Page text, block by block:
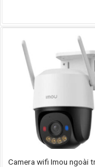
Camera wifi Imou ngoài